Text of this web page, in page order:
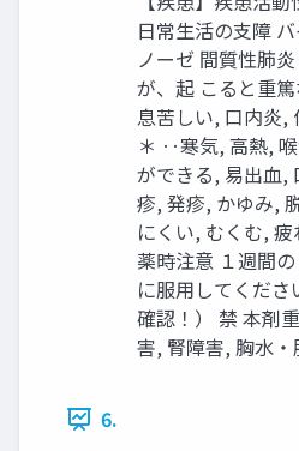
日常生活の支障
ノーゼ 間質性肺
が、起 こると重
息苦しい, 口内炎,
＊ ‥寒気, 高熱,
ができる, 易出血
疹, 発疹, かゆみ,
にくい, むくむ,
薬時注意 １週間
に服用してくだ
確認！） 禁 本剤
害, 腎障害, 胸水・
6.